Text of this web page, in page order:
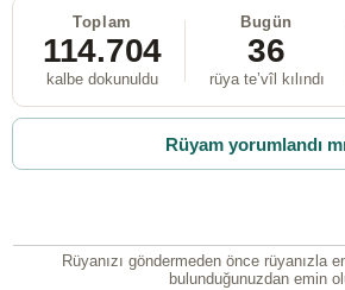
Toplam
114.704
kalbe dokunuldu
Bugün
36
rüya te’vîl kılındı
Rüyam yorumlandı
Rüyanızı göndermeden önce rüyanızla
bulunduğunuzdan emin